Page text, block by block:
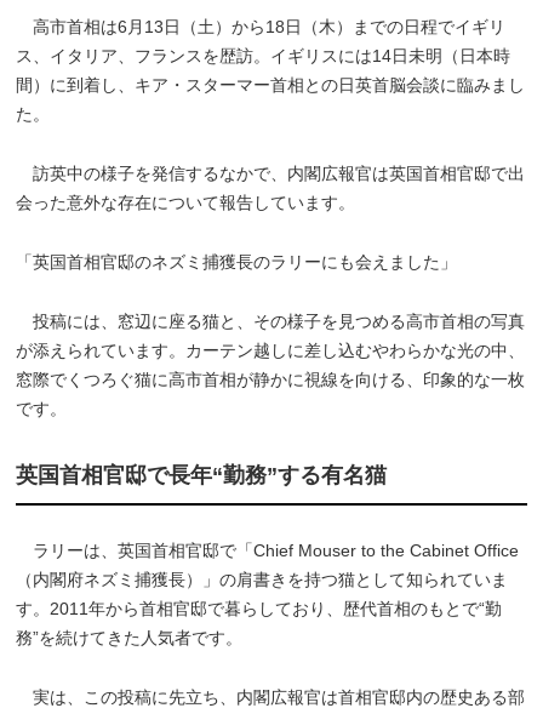
高市首相は6月13日（土）から18日（木）までの日程でイギリ
ス、イタリア、フランスを歴訪。イギリスには14日未明（日本時
間）に到着し、キア・スターマー首相との日英首脳会談に臨みまし
た。
訪英中の様子を発信するなかで、内閣広報官は英国首相官邸で出
会った意外な存在について報告しています。
「英国首相官邸のネズミ捕獲長のラリーにも会えました」
投稿には、窓辺に座る猫と、その様子を見つめる高市首相の写真
が添えられています。カーテン越しに差し込むやわらかな光の中、
窓際でくつろぐ猫に高市首相が静かに視線を向ける、印象的な一枚
です。
英国首相官邸で長年“勤務”する有名猫
ラリーは、英国首相官邸で「Chief Mouser to the Cabinet Office
（内閣府ネズミ捕獲長）」の肩書きを持つ猫として知られていま
す。2011年から首相官邸で暮らしており、歴代首相のもとで“勤
務”を続けてきた人気者です。
実は、この投稿に先立ち、内閣広報官は首相官邸内の歴史ある部